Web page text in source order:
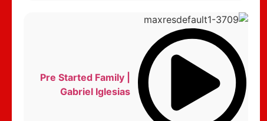
Pre Started Family |
Gabriel Iglesias